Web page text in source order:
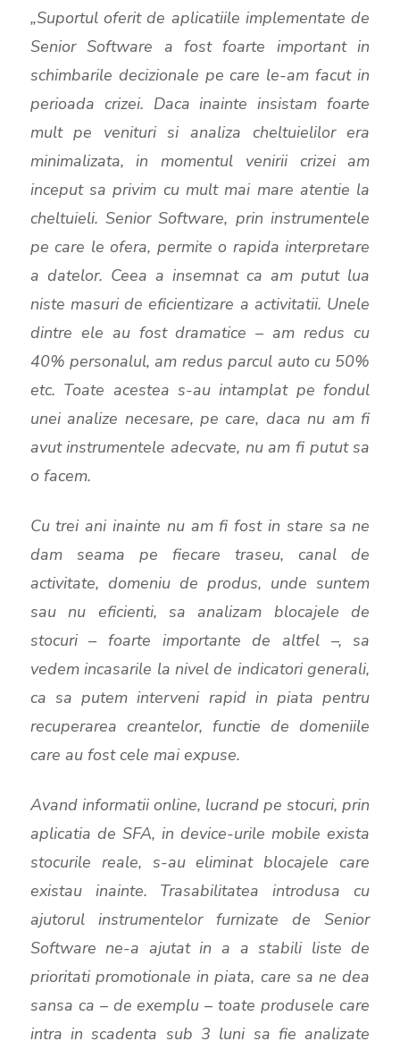
y
e
t
i
n
e
r
s
c
r
e
e
n
„Suportul oferit de aplicatiile implementate de
Senior Software a fost foarte important in
schimbarile decizionale pe care le-am facut in
perioada crizei. Daca inainte insistam foarte
mult pe venituri si analiza cheltuielilor era
minimalizata, in momentul venirii crizei am
inceput sa privim cu mult mai mare atentie la
cheltuieli. Senior Software, prin instrumentele
pe care le ofera, permite o rapida interpretare
a datelor. Ceea a insemnat ca am putut lua
niste masuri de eficientizare a activitatii. Unele
dintre ele au fost dramatice – am redus cu
40% personalul, am redus parcul auto cu 50%
etc. Toate acestea s-au intamplat pe fondul
unei analize necesare, pe care, daca nu am fi
avut instrumentele adecvate, nu am fi putut sa
o facem.
Cu trei ani inainte nu am fi fost in stare sa ne
dam seama pe fiecare traseu, canal de
activitate, domeniu de produs, unde suntem
sau nu eficienti, sa analizam blocajele de
stocuri – foarte importante de altfel –, sa
vedem incasarile la nivel de indicatori generali,
ca sa putem interveni rapid in piata pentru
recuperarea creantelor, functie de domeniile
care au fost cele mai expuse.
Avand informatii online, lucrand pe stocuri, prin
aplicatia de SFA, in device-urile mobile exista
stocurile reale, s-au eliminat blocajele care
existau inainte. Trasabilitatea introdusa cu
ajutorul instrumentelor furnizate de Senior
Software ne-a ajutat in a a stabili liste de
prioritati promotionale in piata, care sa ne dea
sansa ca – de exemplu – toate produsele care
intra in scadenta sub 3 luni sa fie analizate